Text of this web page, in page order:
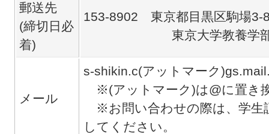
郵送先
(締切日必
着)
153-8902 東京都目黒区駒場3-
東京大学教養学部等学
メール
s-shikin.c(アットマーク
※(アットマーク)は@に置き
※お問い合わせの際は、学生
してください。